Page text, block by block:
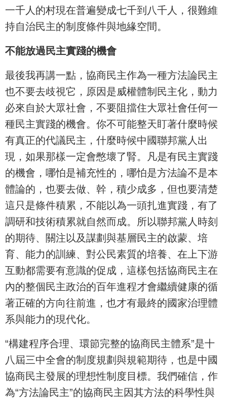
一千人的村現在普遍變成七千到八千人，很難維
持自治民主的制度條件與地緣空間。
不能放過民主實踐的機會
最後我再講一點，協商民主作為一種方法論民主
也不要去歧視它，原因是威權體制民主化，動力
必來自於大眾社會，不要阻擋住大眾社會任何一
種民主實踐的機會。你不可能整天盯著什麼時候
有真正的代議民主，什麼時候中國聯邦黨人出
現，如果那樣一定會憋壞了腎。凡是有民主實踐
的機會，哪怕是補充性的，哪怕是方法論不是本
體論的，也要去做、幹，積少成多，但也要清楚
這只是條件積累，不能以為一頭扎進實踐，有了
調研和技術積累就自然而成。所以聯邦黨人時刻
的期待、關注以及謀劃與基層民主的啟蒙、培
育、能力的訓練、對公民素質的培養、在上下游
互動都需要有意識的促成，這樣包括協商民主在
內的整個民主政治的百年進程才會繼續健康的循
著正確的方向往前進，也才有最終的國家治理體
系與能力的現代化。
“構建程序合理、環節完整的協商民主體系”是十
八屆三中全會的制度規劃與規範期待，也是中國
協商民主發展的理想性制度目標。我們確信，作
為“方法論民主”的協商民主因其方法的科學性與